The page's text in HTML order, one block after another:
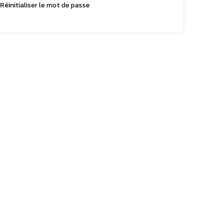
Réinitialiser le mot de passe